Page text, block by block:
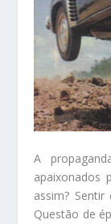
A
apaixonados
assim?
Questão de